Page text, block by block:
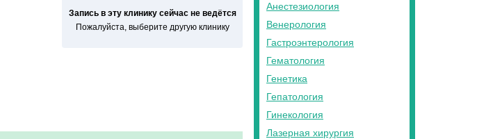
Запись в эту клинику сейчас не ведётся
Пожалуйста, выберите другую клинику
Анестезиология
Венерология
Гастроэнтерология
Гематология
Генетика
Гепатология
Гинекология
Лазерная хирургия